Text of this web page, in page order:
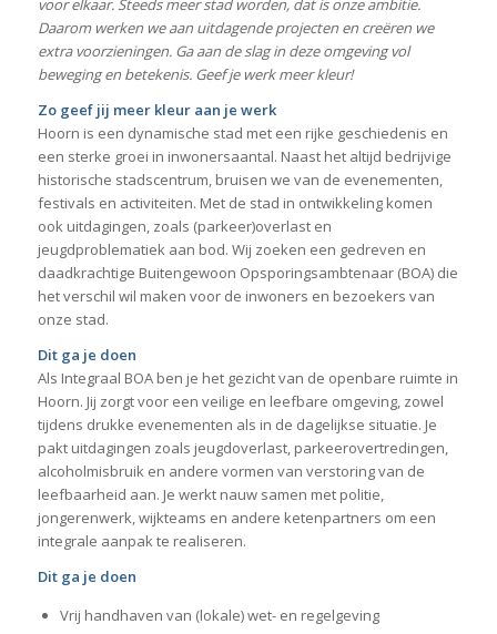
voor elkaar. Steeds meer stad worden, dat is onze ambitie.
Daarom werken we aan uitdagende projecten en creëren we
extra voorzieningen. Ga aan de slag in deze omgeving vol
beweging en betekenis. Geef je werk meer kleur!
Zo geef jij meer kleur aan je werk
Hoorn is een dynamische stad met een rijke geschiedenis en
een sterke groei in inwonersaantal. Naast het altijd bedrijvige
historische stadscentrum, bruisen we van de evenementen,
festivals en activiteiten. Met de stad in ontwikkeling komen
ook uitdagingen, zoals (parkeer)overlast en
jeugdproblematiek aan bod. Wij zoeken een gedreven en
daadkrachtige Buitengewoon Opsporingsambtenaar (BOA) die
het verschil wil maken voor de inwoners en bezoekers van
onze stad.
Dit ga je doen
Als Integraal BOA ben je het gezicht van de openbare ruimte in
Hoorn. Jij zorgt voor een veilige en leefbare omgeving, zowel
tijdens drukke evenementen als in de dagelijkse situatie. Je
pakt uitdagingen zoals jeugdoverlast, parkeerovertredingen,
alcoholmisbruik en andere vormen van verstoring van de
leefbaarheid aan. Je werkt nauw samen met politie,
jongerenwerk, wijkteams en andere ketenpartners om een
integrale aanpak te realiseren.
Dit ga je doen
Vrij handhaven van (lokale) wet- en regelgeving